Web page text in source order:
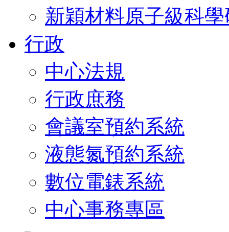
新穎材料原子級科
行政
中心法規
行政庶務
會議室預約系統
液態氮預約系統
數位電錶系統
中心事務專區